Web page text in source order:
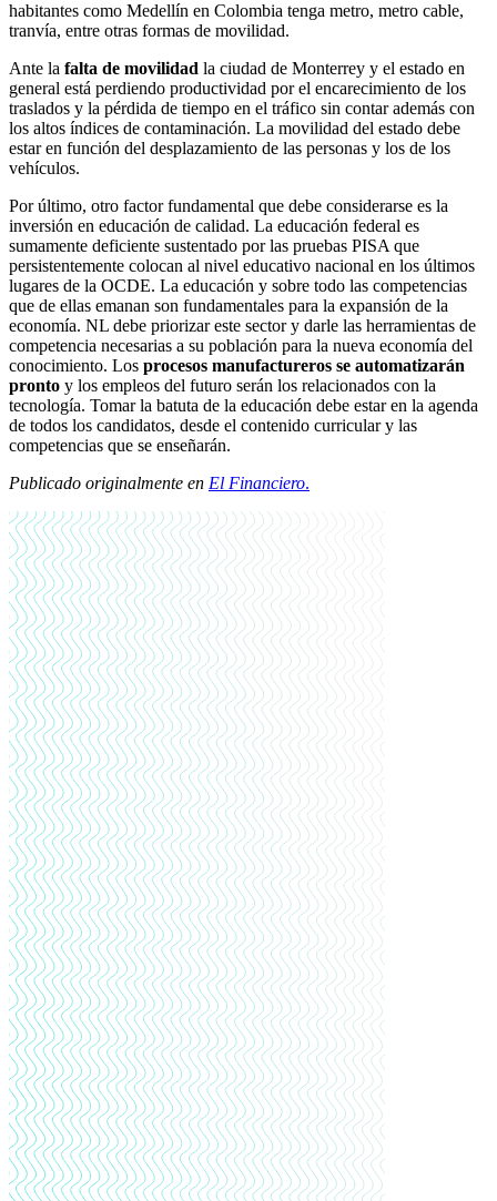
habitantes como Medellín en Colombia tenga metro, metro cable,
tranvía, entre otras formas de movilidad.
Ante la falta de movilidad la ciudad de Monterrey y el estado en
general está perdiendo productividad por el encarecimiento de los
traslados y la pérdida de tiempo en el tráfico sin contar además con
los altos índices de contaminación. La movilidad del estado debe
estar en función del desplazamiento de las personas y los de los
vehículos.
Por último, otro factor fundamental que debe considerarse es la
inversión en educación de calidad. La educación federal es
sumamente deficiente sustentado por las pruebas PISA que
persistentemente colocan al nivel educativo nacional en los últimos
lugares de la OCDE. La educación y sobre todo las competencias
que de ellas emanan son fundamentales para la expansión de la
economía. NL debe priorizar este sector y darle las herramientas de
competencia necesarias a su población para la nueva economía del
conocimiento. Los procesos manufactureros se automatizarán
pronto y los empleos del futuro serán los relacionados con la
tecnología. Tomar la batuta de la educación debe estar en la agenda
de todos los candidatos, desde el contenido curricular y las
competencias que se enseñarán.
Publicado originalmente en El Financiero.